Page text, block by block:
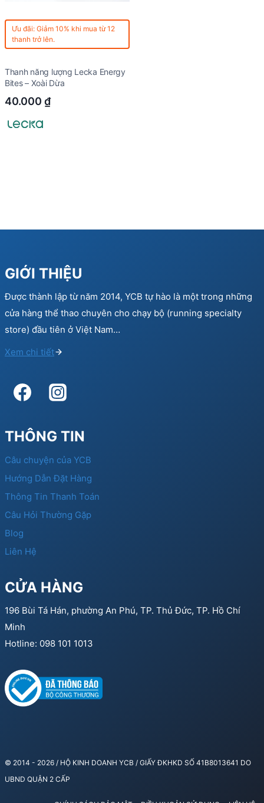
Ưu đãi: Giảm 10% khi mua từ 12
thanh trở lên.
Thanh năng lượng Lecka Energy
Bites – Xoài Dừa
40.000 ₫
GIỚI THIỆU
Được thành lập từ năm 2014, YCB tự hào là một trong những
cửa hàng thể thao chuyên cho chạy bộ (running specialty
store) đầu tiên ở Việt Nam…
Xem chi tiết
THÔNG TIN
Câu chuyện của YCB
Hướng Dẫn Đặt Hàng
Thông Tin Thanh Toán
Câu Hỏi Thường Gặp
Blog
Liên Hệ
CỬA HÀNG
196 Bùi Tá Hán, phường An Phú, TP. Thủ Đức, TP. Hồ Chí
Minh
Hotline: 098 101 1013
© 2014 - 2026 / HỘ KINH DOANH YCB / GIẤY ĐKHKD SỐ 41B8013641 DO
UBND QUẬN 2 CẤP